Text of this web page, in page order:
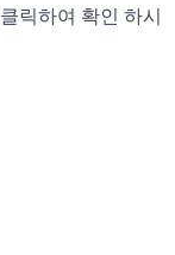
클릭하여 확인 하시